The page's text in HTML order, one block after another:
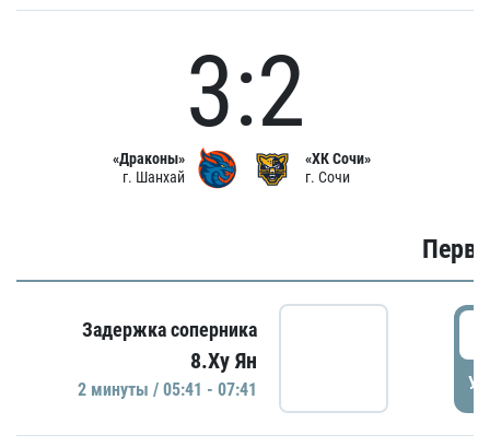
«Драконы»
г. Шанхай
3:2
«ХК Сочи»
г. Сочи
Задержка соперника
8.Ху Ян
2 минуты / 05:41 - 07:41